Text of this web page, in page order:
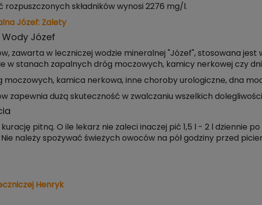
składników wynosi 2276 mg/l.
Józef: Zalety
Józef
zawarta w leczniczej wodzie mineralnej "Józef", stosowana
w stanach zapalnych dróg moczowych, kamicy nerkowej czy
moczowych, kamica nerkowa, inne choroby urologiczne, dna
zapewnia dużą skuteczność w zwalczaniu wszelkich
pitną. O ile lekarz nie zaleci inaczej pić 1,5 l - 2 l dziennie
należy spożywać świeżych owoców na pół godziny przed
Henryk